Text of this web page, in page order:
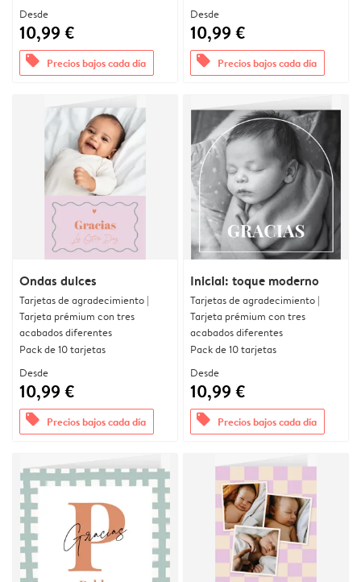
Desde
10,99 €
offers Precios bajos cada día
Desde
10,99 €
offers Precios bajos cada día
Ondas dulces
Tarjetas de agradecimiento |
Tarjeta prémium con tres
acabados diferentes
Pack de 10 tarjetas
Desde
10,99 €
offers Precios bajos cada día
Inicial: toque moderno
Tarjetas de agradecimiento |
Tarjeta prémium con tres
acabados diferentes
Pack de 10 tarjetas
Desde
10,99 €
offers Precios bajos cada día